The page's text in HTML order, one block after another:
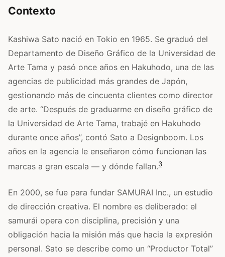
Contexto
Kashiwa Sato nació en Tokio en 1965. Se graduó del
Departamento de Diseño Gráfico de la Universidad de
Arte Tama y pasó once años en Hakuhodo, una de las
agencias de publicidad más grandes de Japón,
gestionando más de cincuenta clientes como director
de arte. “Después de graduarme en diseño gráfico de
la Universidad de Arte Tama, trabajé en Hakuhodo
durante once años”, contó Sato a Designboom. Los
años en la agencia le enseñaron cómo funcionan las
marcas a gran escala — y dónde fallan.3
En 2000, se fue para fundar SAMURAI Inc., un estudio
de dirección creativa. El nombre es deliberado: el
samurái opera con disciplina, precisión y una
obligación hacia la misión más que hacia la expresión
personal. Sato se describe como un “Productor Total”